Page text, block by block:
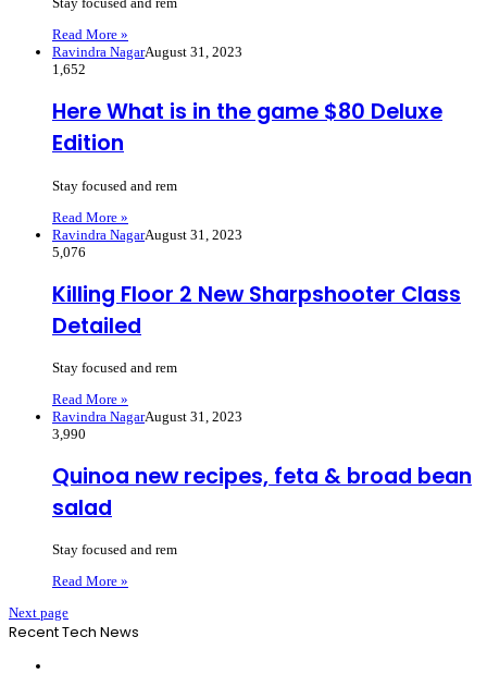
Read More »
Ravindra NagarAugust 31, 2023
1,652
Here What is in the game $80 Deluxe
Edition
Stay focused and rem
Read More »
Ravindra NagarAugust 31, 2023
5,076
Killing Floor 2 New Sharpshooter Class
Detailed
Stay focused and rem
Read More »
Ravindra NagarAugust 31, 2023
3,990
Quinoa new recipes, feta & broad bean
salad
Stay focused and rem
Read More »
Next page
Recent Tech News